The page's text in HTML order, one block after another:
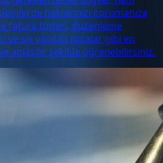
haklarınızı korumanıza
fatura türleri, düzenleme
ve sık yapılan hatalar gibi en
anlaşılır şekilde öğrenebilirsiniz.